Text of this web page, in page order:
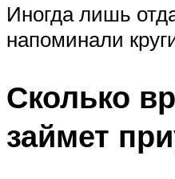
Иногда лишь
напоминали
Сколько
займет